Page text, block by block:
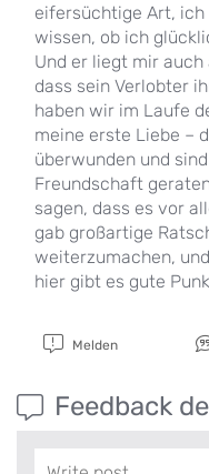
eifersüchtige Art,
wissen, ob ich
Und er liegt mir
dass sein Verlobter
haben wir im Laufe
meine erste Liebe –
überwunden und
Freundschaft
sagen, dass es vor
gab großartige
weiterzumachen,
hier gibt es gute
Melden
Feedback